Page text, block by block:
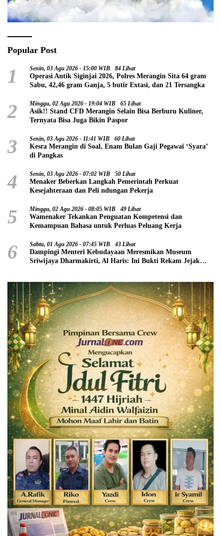
Popular Post
1 Senin, 03 Agu 2026 - 15:00 WIB 84 Lihat
Operasi Antik Siginjai 2026, Polres Merangin Sita 64 gram
Sabu, 42,46 gram Ganja, 5 butir Extasi, dan 21 Tersangka
2 Minggu, 02 Agu 2026 - 19:04 WIB 65 Lihat
Asik!! Stand CFD Merangin Selain Bisa Berburu Kuliner,
Ternyata Bisa Juga Bikin Paspor
3 Senin, 03 Agu 2026 - 11:41 WIB 60 Lihat
Kesra Merangin di Soal, Enam Bulan Gaji Pegawai ‘Syara’
di Pangkas
4 Senin, 03 Agu 2026 - 07:02 WIB 50 Lihat
Menaker Beberkan Langkah Pemerintah Perkuat
Kesejahteraan dan Peli ndungan Pekerja
5 Minggu, 02 Agu 2026 - 08:05 WIB 49 Lihat
Wamenaker Tekankan Penguatan Kompetensi dan
Kemampuan Bahasa untuk Perluas Peluang Kerja
6 Sabtu, 01 Agu 2026 - 07:45 WIB 43 Lihat
Dampingi Menteri Kebudayaan Meresmikan Museum
Sriwijaya Dharmakirti, Al Haris: Ini Bukti Rekam Jejak